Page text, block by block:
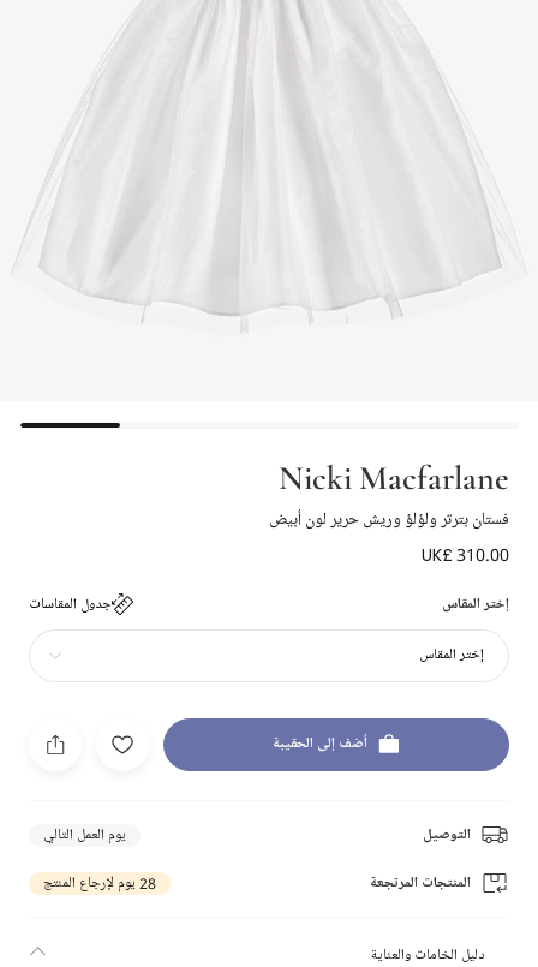
Nicki Macfarlane
فستان بترتر ولؤلؤ وريش حرير لون أبيض
UK£ 310.00
إختر المقاس جدول المقاسات
إختر المقاس
أضف إلى الحقيبة
التوصيل يوم العمل التالي
المنتجات المرتجعة 28 يوم لإرجاع المنتج
دليل الخامات والعناية